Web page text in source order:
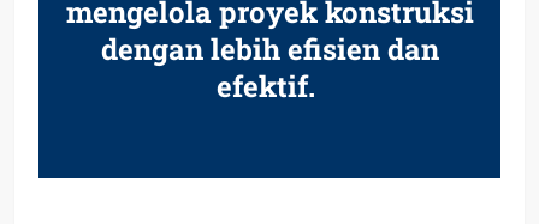
mengelola proyek konstruksi
dengan lebih efisien dan
efektif.